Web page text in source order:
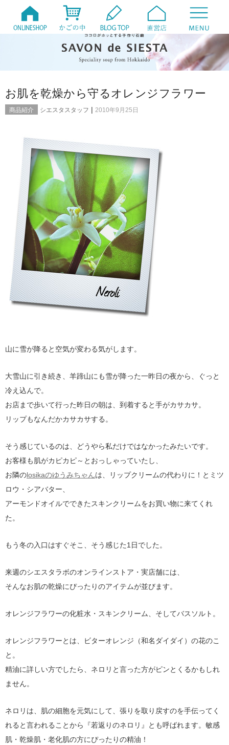
お肌を乾燥から守るオレンジフラワー
商品紹介 シエスタスタッフ | 2010年9月25日
山に雪が降ると空気が変わる気がします。
大雪山に引き続き、羊蹄山にも雪が降った一昨日の夜から、ぐっと
冷え込んで。
お店まで歩いて行った昨日の朝は、到着すると手がカサカサ。
リップもなんだかカサカサする。
そう感じているのは、どうやら私だけではなかったみたいです。
お客様も肌がカピカピ～とおっしゃっていたし、
お隣のlosikaのゆうみちゃんは、リップクリームの代わりに！とミツ
ロウ・シアバター、
アーモンドオイルでできたスキンクリームをお買い物に来てくれ
た。
もう冬の入口はすぐそこ、そう感じた1日でした。
来週のシエスタラボのオンラインストア・実店舗には、
そんなお肌の乾燥にぴったりのアイテムが並びます。
オレンジフラワーの化粧水・スキンクリーム、そしてバスソルト。
オレンジフラワーとは、ビターオレンジ（和名ダイダイ）の花のこ
と。
精油に詳しい方でしたら、ネロリと言った方がピンとくるかもしれ
ません。
ネロリは、肌の細胞を元気にして、張りを取り戻すのを手伝ってく
れると言われることから『若返りのネロリ 』とも呼ばれます。敏感
肌・乾燥肌・老化肌の方にぴったりの精油！